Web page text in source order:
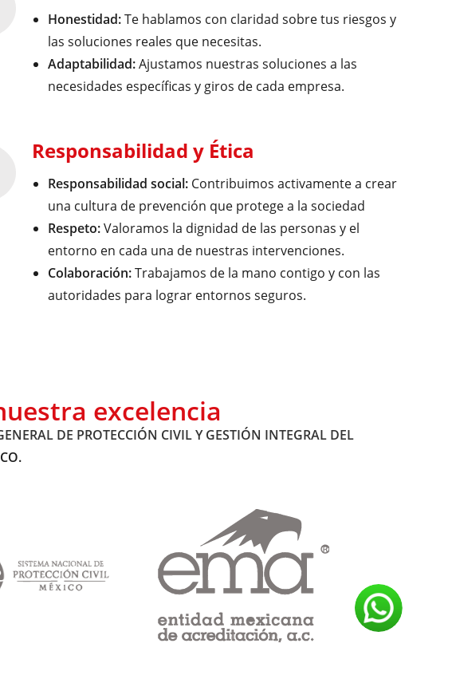
Honestidad:Te hablamos con claridad sobre tus riesgos y
las soluciones reales que necesitas.
Adaptabilidad:Ajustamos nuestras soluciones a las
necesidades específicas y giros de cada empresa.
Responsabilidad y Ética
Responsabilidad social:Contribuimos activamente a crear
una cultura de prevención que protege a la sociedad
Respeto:Valoramos la dignidad de las personas y el
entorno en cada una de nuestras intervenciones.
Colaboración:Trabajamos de la mano contigo y con las
autoridades para lograr entornos seguros.
excelencia
DE PROTECCIÓN CIVIL Y GESTIÓN INTEGRAL DEL